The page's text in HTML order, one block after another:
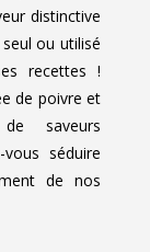
distinctive
ou utilisé
recettes !
de poivre et
saveurs
vous séduire
de nos